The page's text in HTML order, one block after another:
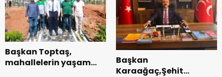
Başkan Toptaş,
mahallelerin yaşam
Başkan
Karaağaç,Şehit